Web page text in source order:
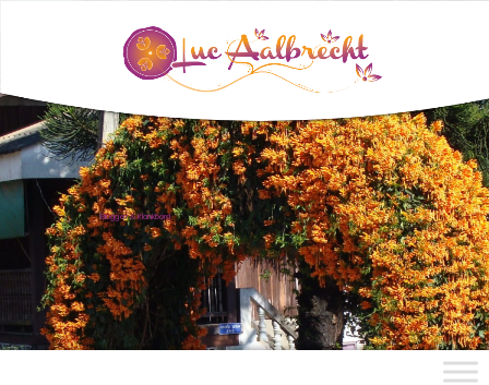
Blogger & Klankbord
uit Mae Aen, Noord-Thailand